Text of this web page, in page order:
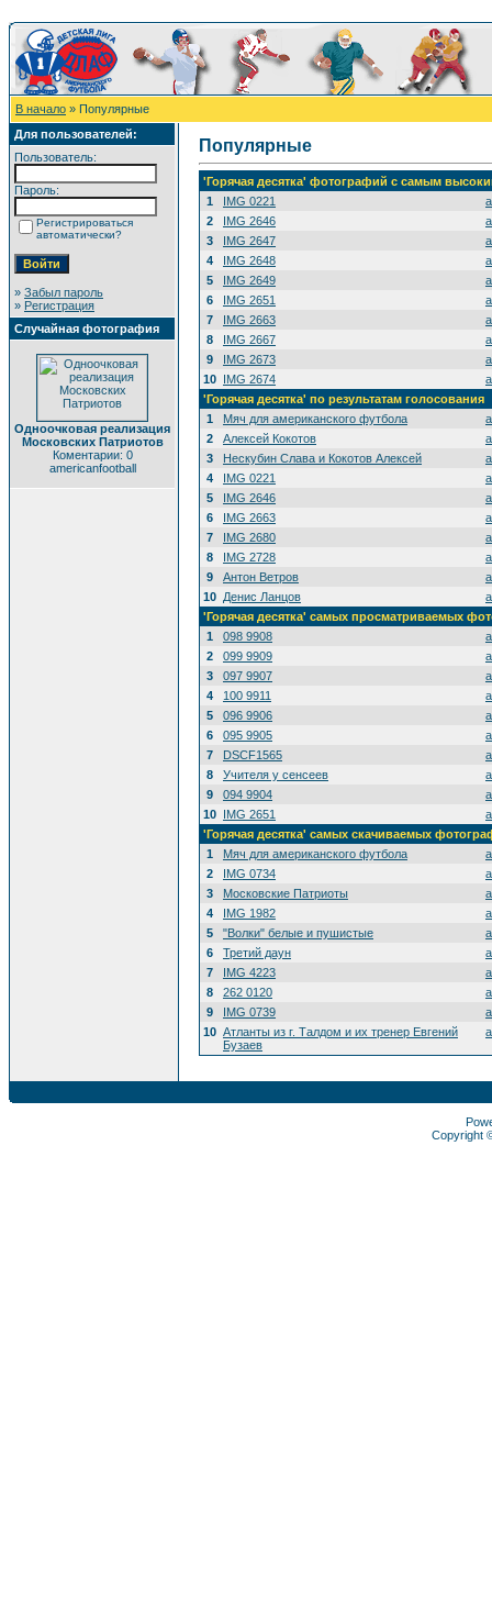
В начало » Популярные
Для пользователей:
Пользователь:
Пароль:
Регистрироваться
автоматически?
» Забыл пароль
» Регистрация
Случайная фотография
Одноочковая реализация
Московских Патриотов
Коментарии: 0
americanfootball
Популярные
'Горячая десятка' фотографий с самым
1
IMG 0221
2
IMG 2646
3
IMG 2647
4
IMG 2648
5
IMG 2649
6
IMG 2651
7
IMG 2663
8
IMG 2667
9
IMG 2673
10 IMG 2674
'Горячая десятка' по результатам голосования
1
Мяч для американского футбола
2
Алексей Кокотов
3
Нескубин Слава и Кокотов Алексей
4
IMG 0221
5
IMG 2646
6
IMG 2663
7
IMG 2680
8
IMG 2728
9
Антон Ветров
10 Денис Ланцов
'Горячая десятка' самых просматриваемых
1
098 9908
2
099 9909
3
097 9907
4
100 9911
5
096 9906
6
095 9905
7
DSCF1565
8
Учителя у сенсеев
9
094 9904
10 IMG 2651
'Горячая десятка' самых скачиваемых
1
Мяч для американского футбола
2
IMG 0734
3
Московские Патриоты
4
IMG 1982
5
"Волки" белые и пушистые
6
Третий даун
7
IMG 4223
8
262 0120
9
IMG 0739
10 Атланты из г. Талдом и их тренер Евгений
Бузаев
Copyright